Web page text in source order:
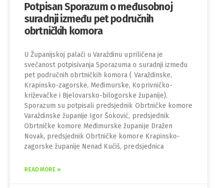
Potpisan Sporazum o međusobnoj
suradnji između pet područnih
obrtničkih komora
U Županijskoj palači u Varaždinu upriličena je
svečanost potpisivanja Sporazuma o suradnji između
pet područnih obrtničkih komora ( Varaždinske,
Krapinsko-zagorske, Međimurske, Koprivničko-
križevačke i Bjelovarsko-bilogorske županije).
Sporazum su potpisali predsjednik Obrtničke komore
Varaždinske županije Igor Šoković, predsjednik
Obrtničke komore Međimurske županije Dražen
Novak, predsjednik Obrtničke komore Krapinsko-
zagorske županije Nenad Kučiš, predsjednica
READ MORE »